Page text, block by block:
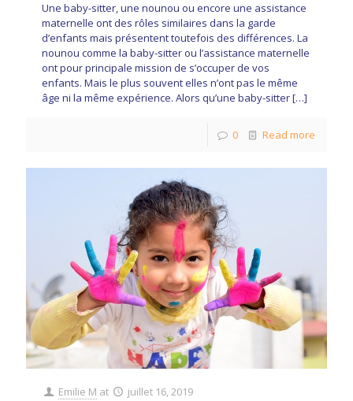
Une baby-sitter, une nounou ou encore une assistance
maternelle ont des rôles similaires dans la garde
d’enfants mais présentent toutefois des différences. La
nounou comme la baby-sitter ou l’assistance maternelle
ont pour principale mission de s’occuper de vos
enfants. Mais le plus souvent elles n’ont pas le même
âge ni la même expérience. Alors qu’une baby-sitter[…]
0 Read more
Emilie M at juillet 16, 2019